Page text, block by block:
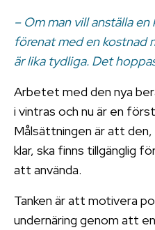
– Om man vill anställa
förenat med en kostnad
är lika tydliga. Det
Arbetet med den nya
i vintras och nu är en
Målsättningen är att den,
klar, ska finns tillgänglig
att använda.
Tanken är att motivera
undernäring genom att